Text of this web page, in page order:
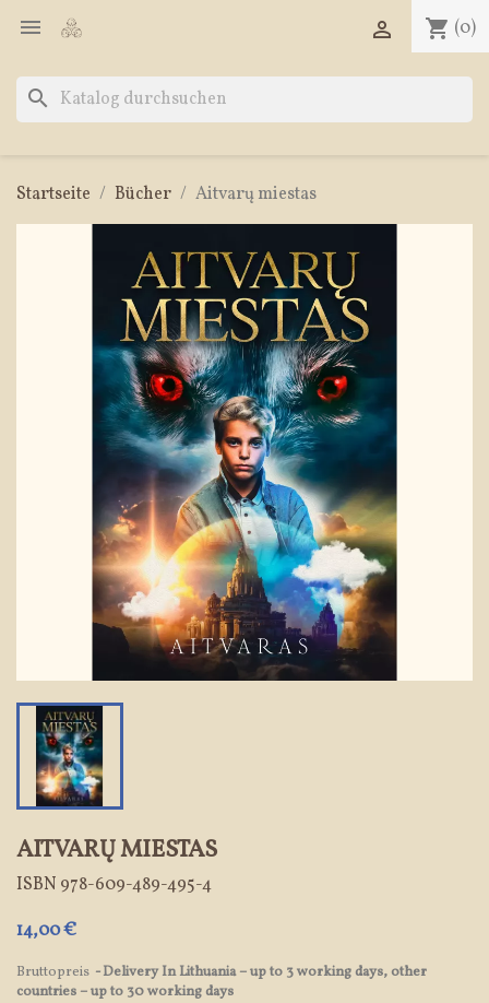
 shopping_cart (0)

search
Startseite Bücher Aitvarų miestas
AITVARŲ MIESTAS
ISBN 978-609-489-495-4
14,00 €
Bruttopreis
Delivery In Lithuania – up to 3 working days, other
countries – up to 30 working days